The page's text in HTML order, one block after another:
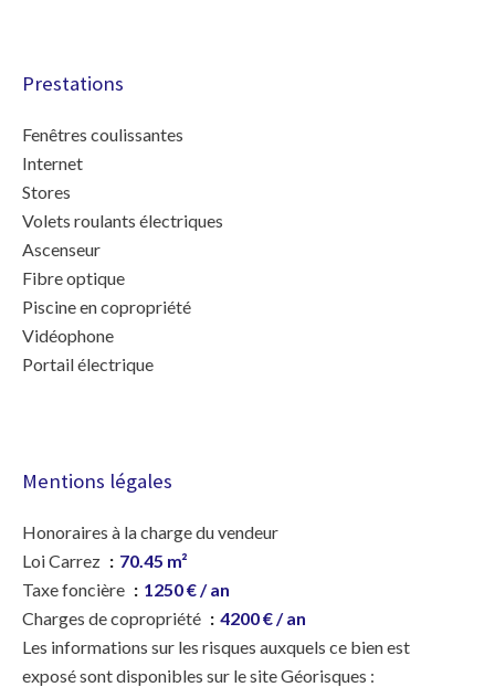
Prestations
Fenêtres coulissantes
Internet
Stores
Volets roulants électriques
Ascenseur
Fibre optique
Piscine en copropriété
Vidéophone
Portail électrique
Mentions légales
Honoraires à la charge du vendeur
Loi Carrez
70.45 m²
Taxe foncière
1250 € / an
Charges de copropriété
4200 € / an
Les informations sur les risques auxquels ce bien est
exposé sont disponibles sur le site Géorisques :